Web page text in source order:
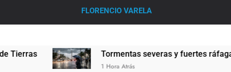
FLORENCIO VARELA
Tormentas severas y fuertes ráfagas de viento: más
1 Hora Atrás